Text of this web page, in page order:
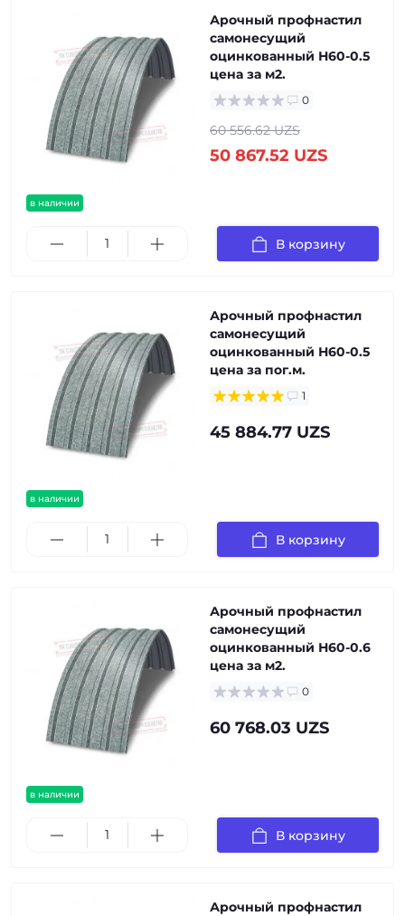
в наличии
Арочный профнастил
самонесущий
оцинкованный Н60-0.5
цена за м2.
0
60 556.62 UZS
50 867.52 UZS
В корзину
в наличии
Арочный профнастил
самонесущий
оцинкованный Н60-0.5
цена за пог.м.
1
45 884.77 UZS
В корзину
в наличии
Арочный профнастил
самонесущий
оцинкованный Н60-0.6
цена за м2.
0
60 768.03 UZS
В корзину
Арочный профнастил